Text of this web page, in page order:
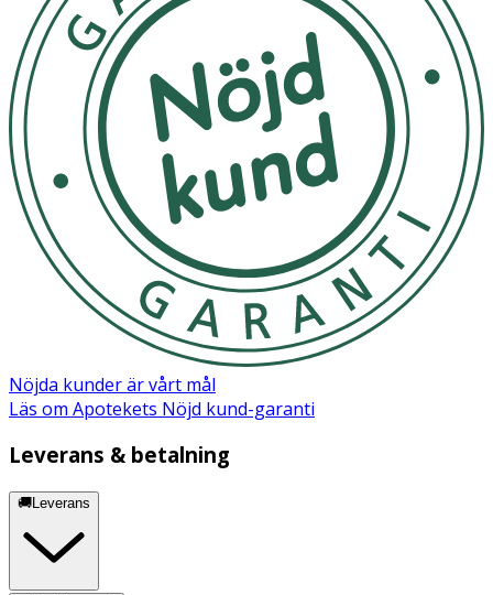
Nöjda kunder är vårt mål
Läs om Apotekets Nöjd kund-garanti
Leverans & betalning
🚚Leverans